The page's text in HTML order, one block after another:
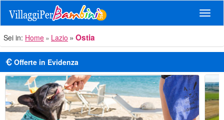
Sei in: Home Lazio Ostia
Offerte in Evidenza